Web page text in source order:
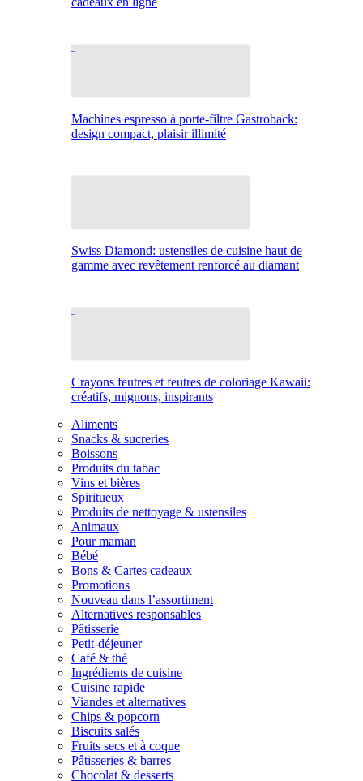
Machines espresso à porte-filtre Gastroback:
design compact, plaisir illimité
Swiss Diamond: ustensiles de cuisine haut de
gamme avec revêtement renforcé au diamant
Crayons feutres et feutres de coloriage Kawaii:
créatifs, mignons, inspirants
Aliments
Snacks & sucreries
Boissons
Produits du tabac
Vins et bières
Spiritueux
Produits de nettoyage & ustensiles
Animaux
Pour maman
Bébé
Bons & Cartes cadeaux
Promotions
Nouveau dans l’assortiment
Alternatives responsables
Pâtisserie
Petit-déjeuner
Café & thé
Ingrédients de cuisine
Cuisine rapide
Viandes et alternatives
Chips & popcorn
Biscuits salés
Fruits secs et à coque
Pâtisseries & barres
Chocolat & desserts